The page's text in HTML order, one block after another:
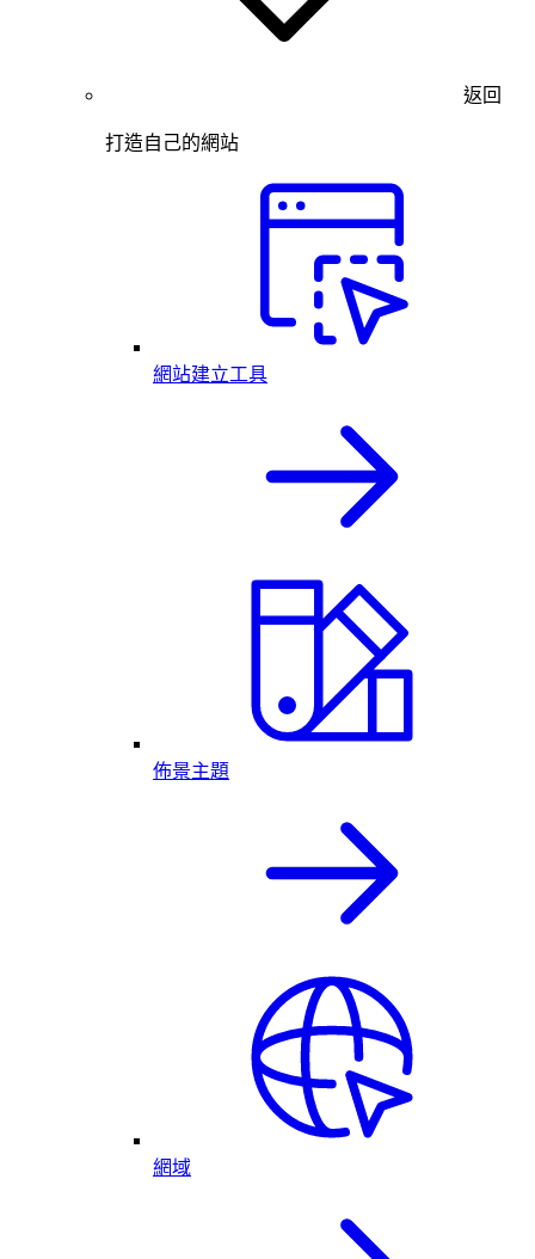
返回
打造自己的網站
網站建立工具
佈景主題
網域